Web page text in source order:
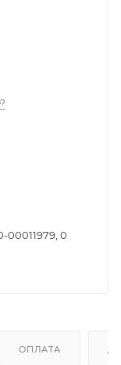
00011979, 0
ОПЛАТА